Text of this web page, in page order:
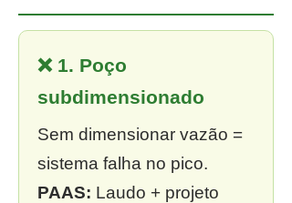
❌ 1. Poço
subdimensionado
Sem dimensionar vazão =
sistema falha no pico.
PAAS: Laudo + projeto